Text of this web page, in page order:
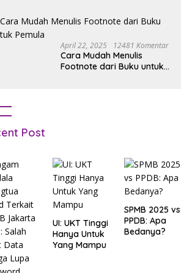
April 22, 2025 12481 Komentar
Cara Mudah Menulis
Footnote dari Buku untuk
Post
UI: UKT Tinggi
Hanya Untuk
Yang Mampu
SPMB 2025 vs
PPDB: Apa
Bedanya?